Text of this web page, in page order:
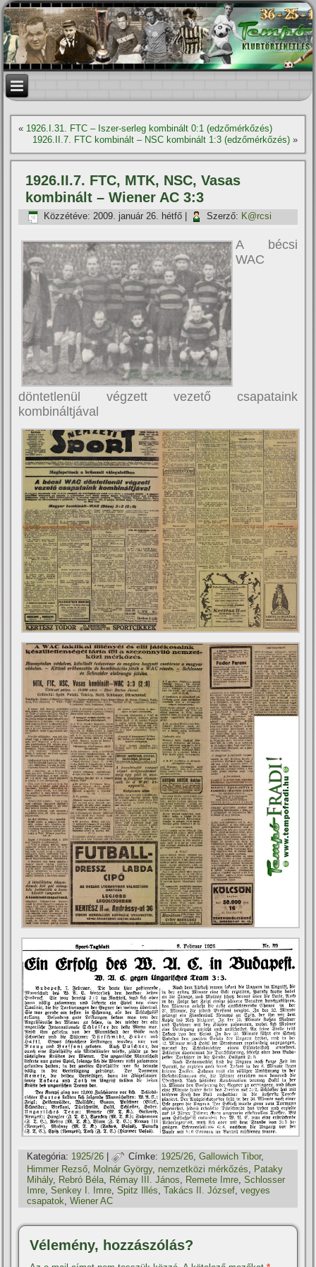
« 1926.I.31. FTC – Iszer-serleg kombinált 0:1 (edzőmérkőzés)
1926.II.7. FTC kombinált – NSC kombinált 1:3 (edzőmérkőzés)»
1926.II.7. FTC, MTK, NSC, Vasas
kombinált – Wiener AC 3:3
Közzétéve: 2009. január 26. hétfő Szerző: K@rcsi
A bécsi
WAC
döntetlenül végzett vezető csapataink
kombináltjával
Kategória: 1925/26 | Címke: 1925/26,Gallowich Tibor,
Himmer Rezső Molnár György, nemzetközi mérkőzés
Pataky
Mihály, Rebró Béla Rémay III. János Remete Imre ,Schlosser
Imre ,Senkey I. Imre ,Spitz Illés ,Takács II. József ,vegyes
csapatok ,Wiener AC
Vélemény, hozzászólás?